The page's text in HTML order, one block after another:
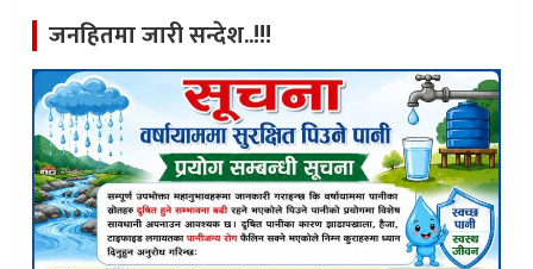
जनहितमा जारी सन्देश..!!!